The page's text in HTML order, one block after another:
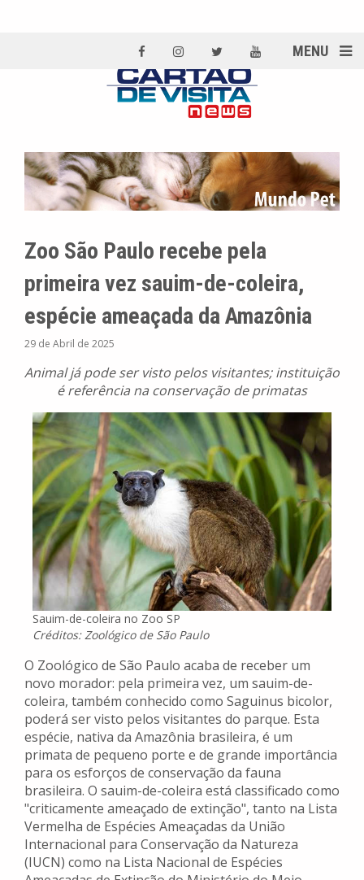
MENU
Zoo São Paulo recebe pela
primeira vez sauim-de-coleira,
espécie ameaçada da Amazônia
29 de Abril de 2025
Animal já pode ser visto pelos visitantes; instituição
é referência na conservação de primatas
Sauim-de-coleira no Zoo SP
Créditos: Zoológico de São Paulo
O Zoológico de São Paulo acaba de receber um
novo morador: pela primeira vez, um sauim-de-
coleira, também conhecido como Saguinus bicolor,
poderá ser visto pelos visitantes do parque. Esta
espécie, nativa da Amazônia brasileira, é um
primata de pequeno porte e de grande importância
para os esforços de conservação da fauna
brasileira. O sauim-de-coleira está classificado como
"criticamente ameaçado de extinção", tanto na Lista
Vermelha de Espécies Ameaçadas da União
Internacional para Conservação da Natureza
(IUCN) como na Lista Nacional de Espécies